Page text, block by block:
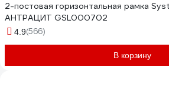
2-постовая горизонтальная рамка
АНТРАЦИТ GSL000702
4.9(566)
В корзину